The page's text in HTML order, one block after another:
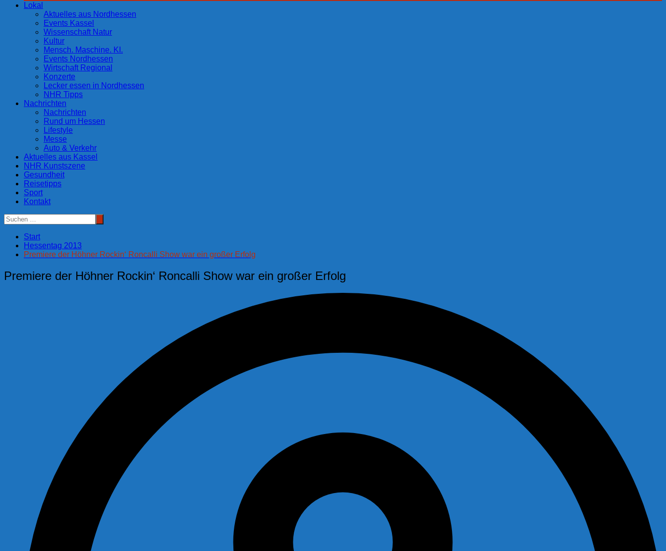
Lokal
Aktuelles aus Nordhessen
Events Kassel
Wissenschaft Natur
Kultur
Mensch. Maschine. KI.
Events Nordhessen
Wirtschaft Regional
Konzerte
Lecker essen in Nordhessen
NHR Tipps
Nachrichten
Nachrichten
Rund um Hessen
Lifestyle
Messe
Auto & Verkehr
Aktuelles aus Kassel
NHR Kunstszene
Gesundheit
Reisetipps
Sport
Kontakt
Start
Hessentag 2013
Premiere der Höhner Rockin‘ Roncalli Show war ein großer Erfolg
Premiere der Höhner Rockin‘ Roncalli Show war ein großer Erfolg